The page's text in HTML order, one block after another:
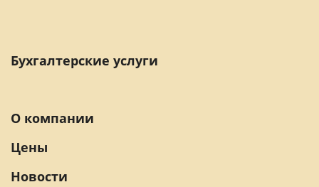
Бухгалтерские услуги
О компании
Цены
Новости